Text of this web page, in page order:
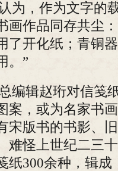
为，作为文字的
画作品同存共尘
了开化纸；青铜
。”
编辑赵珩对信笺
案，或为名家书
宋版书的书影、
难怪上世纪二三
纸300余种，辑